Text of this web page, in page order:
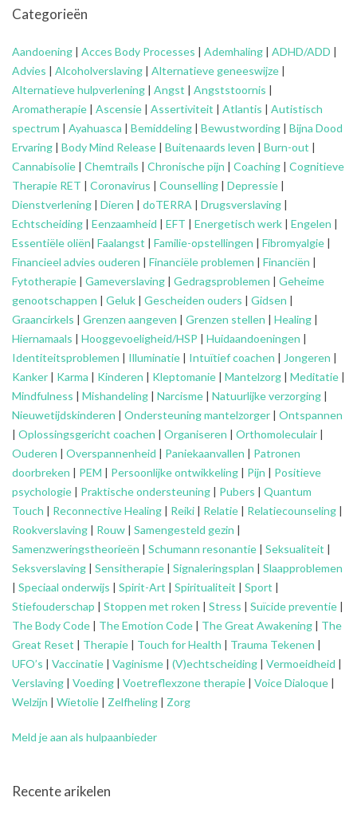
Categorieën
Aandoening | Acces Body Processes | Ademhaling | ADHD/ADD |
Advies | Alcoholverslaving | Alternatieve geneeswijze |
Alternatieve hulpverlening | Angst | Angststoornis |
Aromatherapie | Ascensie | Assertiviteit | Atlantis | Autistisch
spectrum | Ayahuasca | Bemiddeling | Bewustwording | Bijna Dood
Ervaring | Body Mind Release | Buitenaards leven | Burn-out |
Cannabisolie | Chemtrails | Chronische pijn | Coaching | Cognitieve
Therapie RET | Coronavirus | Counselling | Depressie |
Dienstverlening | Dieren | doTERRA | Drugsverslaving |
Echtscheiding | Eenzaamheid | EFT | Energetisch werk | Engelen |
Essentiële oliën| Faalangst | Familie-opstellingen | Fibromyalgie |
Financieel advies ouderen | Financiële problemen | Financiën |
Fytotherapie | Gameverslaving | Gedragsproblemen | Geheime
genootschappen | Geluk | Gescheiden ouders | Gidsen |
Graancirkels | Grenzen aangeven | Grenzen stellen | Healing |
Hiernamaals | Hooggevoeligheid/HSP | Huidaandoeningen |
Identiteitsproblemen | Illuminatie | Intuïtief coachen | Jongeren |
Kanker | Karma | Kinderen | Kleptomanie | Mantelzorg | Meditatie |
Mindfulness | Mishandeling | Narcisme | Natuurlijke verzorging |
Nieuwetijdskinderen | Ondersteuningmantelzorger | Ontspannen
| Oplossingsgericht coachen | Organiseren | Orthomoleculair |
Ouderen | Overspannenheid | Paniekaanvallen | Patronen
doorbreken | PEM | Persoonlijke ontwikkeling | Pijn | Positieve
psychologie | Praktische ondersteuning | Pubers | Quantum
Touch | Reconnective Healing | Reiki | Relatie | Relatiecounseling |
Rookverslaving | Rouw | Samengesteld gezin |
Samenzweringstheorieën | Schumann resonantie | Seksualiteit |
Seksverslaving | Sensitherapie | Signaleringsplan | Slaapproblemen
| Speciaal onderwijs | Spirit-Art | Spiritualiteit | Sport |
Stiefouderschap | Stoppen met roken | Stress | Suïcide preventie |
The Body Code | The Emotion Code | The Great Awakening | The
Great Reset | Therapie | Touch for Health | Trauma Tekenen |
UFO’s | Vaccinatie | Vaginisme | (V)echtscheiding | Vermoeidheid |
Verslaving | Voeding | Voetreflexzone therapie | Voice Dialoque |
Welzijn | Wietolie | Zelfheling | Zorg
Meld je aan als hulpaanbieder
Recente arikelen